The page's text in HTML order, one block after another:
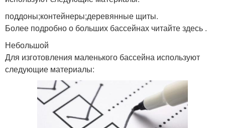
поддоны;контейнеры;деревянные щиты.
Более подробно о больших бассейнах читайте здесь .
Небольшой
Для изготовления маленького бассейна используют
следующие материалы: